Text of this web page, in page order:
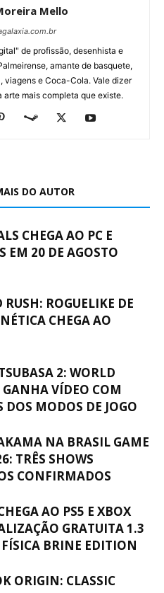
Mello
de profissão, desenhista e
amante de basquete,
viagens e Coca-Cola. Vale dizer
mais completa que existe.
DO AUTOR
CHEGA AO PC E
EM 20 DE AGOSTO
RUSH: ROGUELIKE DE
CHEGA AO
2: WORLD
GANHA VÍDEO COM
DOS MODOS DE JOGO
NA BRASIL GAME
TRÊS SHOWS
CONFIRMADOS
AO PS5 E XBOX
GRATUITA 1.3
FÍSICA BRINE EDITION
ORIGIN: CLASSIC